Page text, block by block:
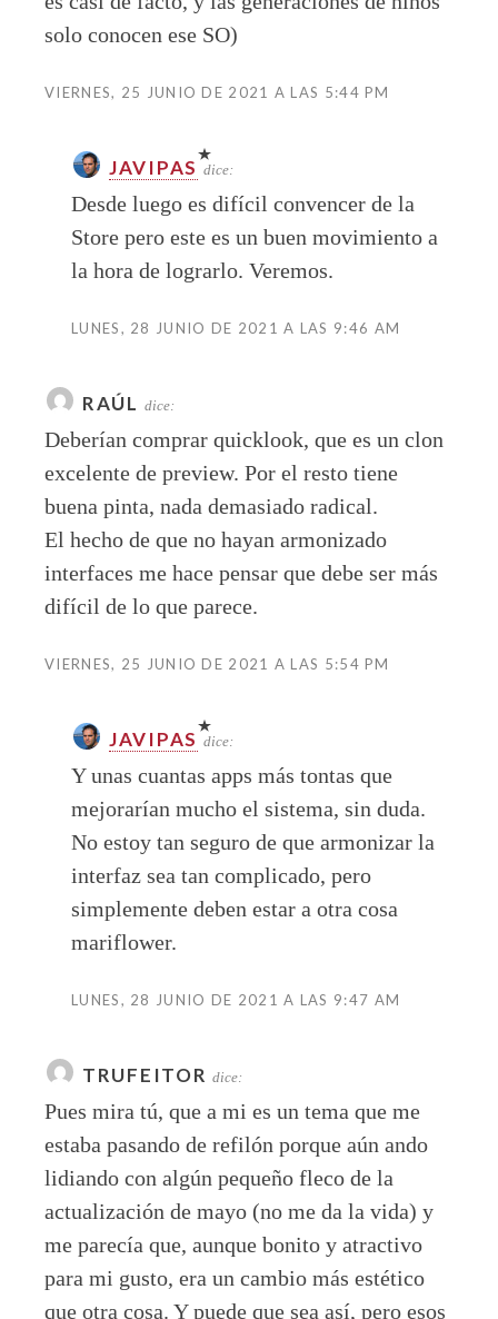
solo conocen ese SO)
VIERNES, 25 JUNIO DE 2021 A LAS 5:44 PM
JAVIPAS dice:
Desde luego es difícil convencer de la
Store pero este es un buen movimiento a
la hora de lograrlo. Veremos.
LUNES, 28 JUNIO DE 2021 A LAS 9:46 AM
RAÚL dice:
Deberían comprar quicklook, que es un clon
excelente de preview. Por el resto tiene
buena pinta, nada demasiado radical.
El hecho de que no hayan armonizado
interfaces me hace pensar que debe ser más
difícil de lo que parece.
VIERNES, 25 JUNIO DE 2021 A LAS 5:54 PM
JAVIPAS dice:
Y unas cuantas apps más tontas que
mejorarían mucho el sistema, sin duda.
No estoy tan seguro de que armonizar la
interfaz sea tan complicado, pero
simplemente deben estar a otra cosa
mariflower.
LUNES, 28 JUNIO DE 2021 A LAS 9:47 AM
TRUFEITOR dice:
Pues mira tú, que a mi es un tema que me
estaba pasando de refilón porque aún ando
lidiando con algún pequeño fleco de la
actualización de mayo (no me da la vida) y
me parecía que, aunque bonito y atractivo
para mi gusto, era un cambio más estético
que otra cosa. Y puede que sea así, pero esos